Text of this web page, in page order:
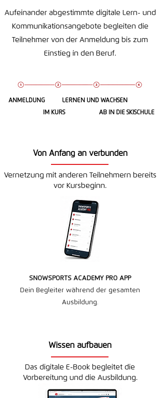
Aufeinander abgestimmte digitale Lern- und
Kommunikationsangebote begleiten die
Teilnehmer von der Anmeldung bis zum
Einstieg in den Beruf.
ANMELDUNG
LERNEN UND WACHSEN
IM KURS
AB IN DIE SKISCHULE
Von Anfang an verbunden
Vernetzung mit anderen Teilnehmern bereits
vor Kursbeginn.
SNOWSPORTS ACADEMY PRO APP
Dein Begleiter während der gesamten
Ausbildung.
Wissen aufbauen
Das digitale E-Book begleitet die
Vorbereitung und die Ausbildung.